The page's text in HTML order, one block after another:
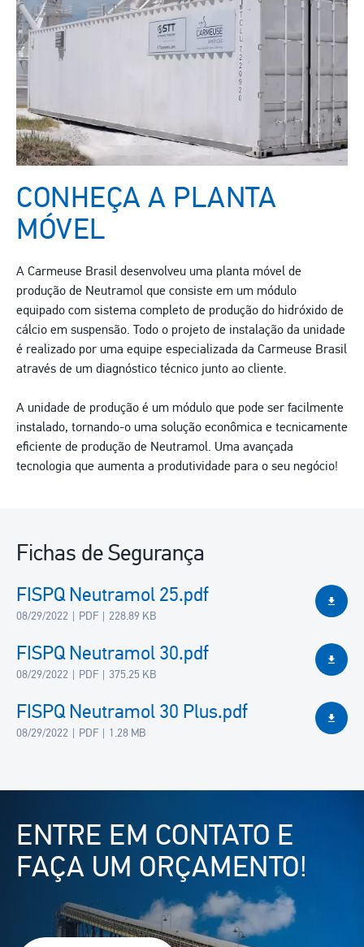
CONHEÇA A PLANTA
MÓVEL
A Carmeuse Brasil desenvolveu uma planta móvel de
produção de Neutramol que consiste em um módulo
equipado com sistema completo de produção do hidróxido de
cálcio em suspensão. Todo o projeto de instalação da unidade
é realizado por uma equipe especializada da Carmeuse Brasil
através de um diagnóstico técnico junto ao cliente.
A unidade de produção é um módulo que pode ser facilmente
instalado, tornando-o uma solução econômica e tecnicamente
eficiente de produção de Neutramol. Uma avançada
tecnologia que aumenta a produtividade para o seu negócio!
Fichas de Segurança
FISPQ Neutramol 25.pdf
08/29/2022 PDF 228.89 KB
FISPQ Neutramol 30.pdf
08/29/2022 PDF 375.25 KB
FISPQ Neutramol 30 Plus.pdf
08/29/2022 PDF 1.28 MB
ENTRE EM CONTATO E
FAÇA UM ORÇAMENTO!